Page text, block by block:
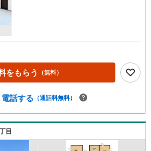
をもらう （無料）
電話する （通話料無料）
目